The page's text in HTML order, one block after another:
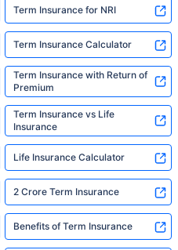
That's what we're
Term Insurance for NRI
Term Insurance Calculator
Term Insurance with Return of
Premium
Term Insurance vs Life
Insurance
Life Insurance Calculator
2 Crore Term Insurance
Benefits of Term Insurance